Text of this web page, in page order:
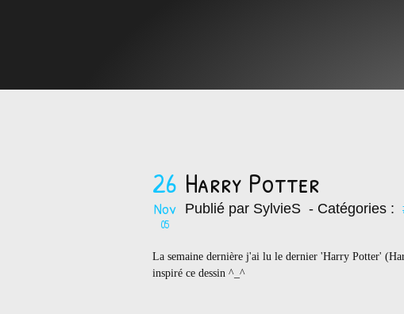
26
Nov
05
Harry Potter
Publié par SylvieS - Catégories :
La semaine dernière j'ai lu le dernier 'Harry Potter'
inspiré ce dessin ^_^